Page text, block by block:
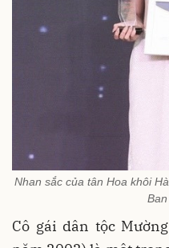
Nhan sắc của tân Hoa khôi
Cô gái dân tộc